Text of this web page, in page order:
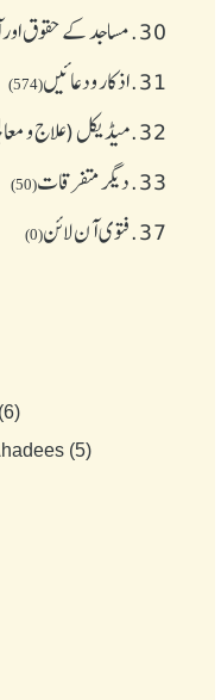
30. مساجد کے حقوق
31. اذکار ودعائیں(574)
32. میڈیکل (علاج و
33. دیگر متفرقات(50)
37. فتوی آن لائن(0)
(5)